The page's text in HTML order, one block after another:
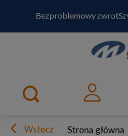
Bezproblemowy zwrot
PayPo - kup i zapłać za30
Wstecz Strona główna